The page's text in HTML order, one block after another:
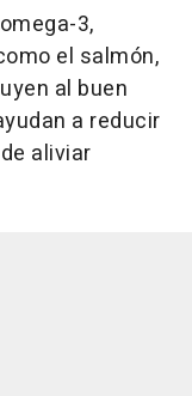
3,
el salmón,
al buen
a reducir
aliviar